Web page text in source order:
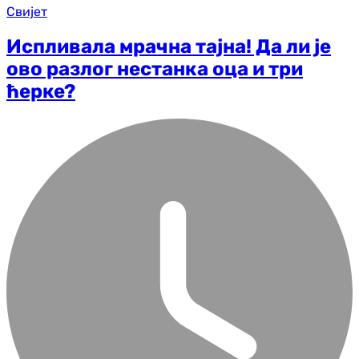
Свијет
Испливала мрачна тајна! Да ли је
ово разлог нестанка оца и три
ћерке?